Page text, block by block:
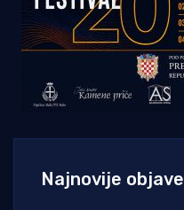
Najnovije objave